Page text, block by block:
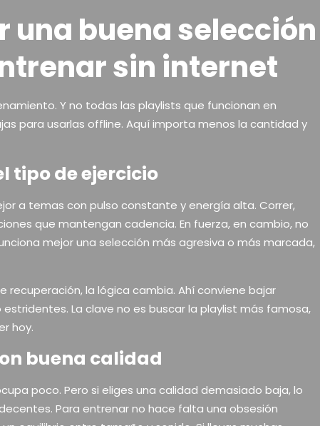
una buena selección
sin internet
Y no todas las playlists que funcionan en
para usarlas offline. Aquí importa menos la cantidad y
tipo de ejercicio
a temas con pulso constante y energía alta. Correr,
que mantengan cadencia. En fuerza, en cambio, no
mejor una selección más agresiva o más marcada,
recuperación, la lógica cambia. Ahí conviene bajar
La clave no es buscar la playlist más famosa,
hoy.
buena calidad
poco. Pero si eliges una calidad demasiado baja, lo
Para entrenar no hace falta una obsesión